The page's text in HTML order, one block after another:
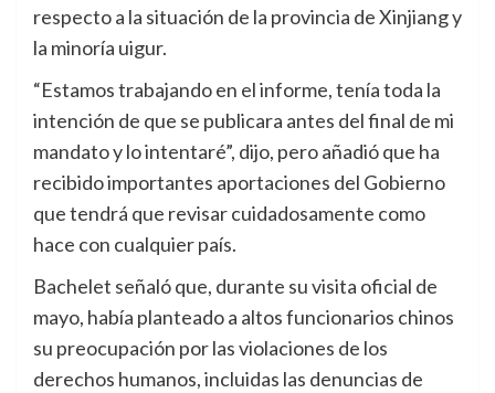
respecto a la situación de la provincia de Xinjiang y
la minoría uigur.
“Estamos trabajando en el informe, tenía toda la
intención de que se publicara antes del final de mi
mandato y lo intentaré”, dijo, pero añadió que ha
recibido importantes aportaciones del Gobierno
que tendrá que revisar cuidadosamente como
hace con cualquier país.
Bachelet señaló que, durante su visita oficial de
mayo, había planteado a altos funcionarios chinos
su preocupación por las violaciones de los
derechos humanos, incluidas las denuncias de